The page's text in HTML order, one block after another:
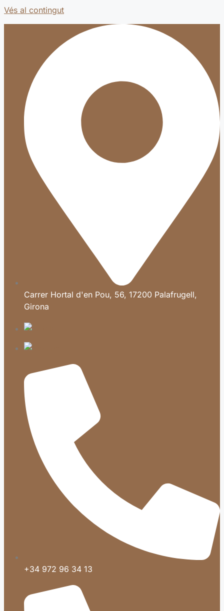
Vés al contingut
Carrer Hortal d'en Pou, 56, 17200 Palafrugell,
Girona
+34 972 96 34 13